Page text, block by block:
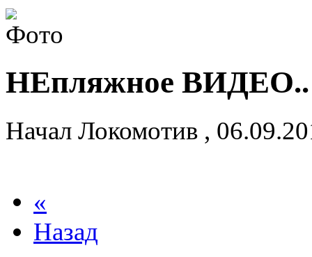
НЕпляжное ВИДЕО..
Начал Локомотив ,
«
Назад